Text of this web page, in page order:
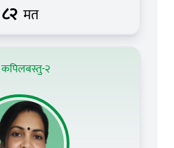
८२ मत
कपिलबस्तु-२